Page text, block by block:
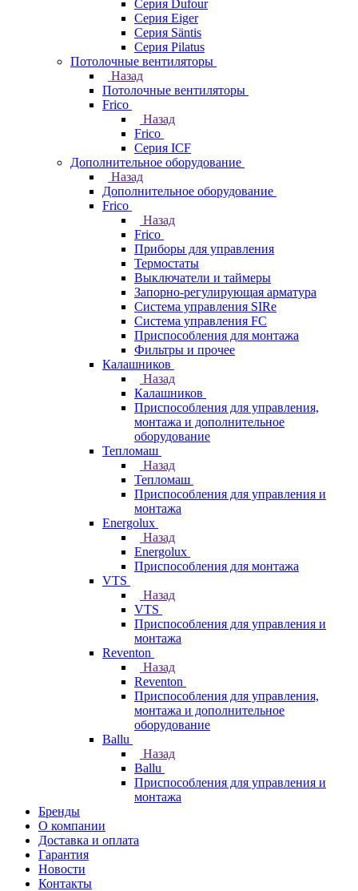
Серия Dufour
Серия Eiger
Серия Säntis
Серия Pilatus
Потолочные вентиляторы
Назад
Потолочные вентиляторы
Frico
Назад
Frico
Серия ICF
Дополнительное оборудование
Назад
Дополнительное оборудование
Frico
Назад
Frico
Приборы для управления
Термостаты
Выключатели и таймеры
Запорно-регулирующая арматура
Система управления SIRe
Система управления FC
Приспособления для монтажа
Фильтры и прочее
Калашников
Назад
Калашников
Приспособления для управления,
монтажа и дополнительное
оборудование
Тепломаш
Назад
Тепломаш
Приспособления для управления и
монтажа
Energolux
Назад
Energolux
Приспособления для монтажа
VTS
Назад
VTS
Приспособления для управления и
монтажа
Reventon
Назад
Reventon
Приспособления для управления,
монтажа и дополнительное
оборудование
Ballu
Назад
Ballu
Приспособления для управления и
монтажа
Бренды
О компании
Доставка и оплата
Гарантия
Новости
Контакты